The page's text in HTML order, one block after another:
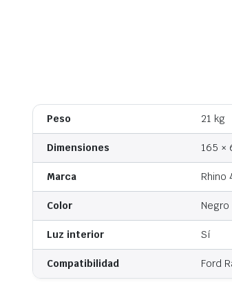
Peso 21 kg
Dimensiones 165 ×
Marca Rhino
Color Negro
Luz interior Sí
Compatibilidad Ford